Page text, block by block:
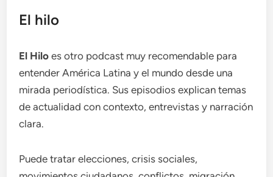
El hilo
El Hilo es otro podcast muy recomendable para
entender América Latina y el mundo desde una
mirada periodística. Sus episodios explican temas
de actualidad con contexto, entrevistas y narración
clara.
Puede tratar elecciones, crisis sociales,